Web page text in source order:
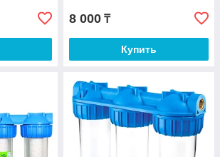
8 000 ₸
Купить